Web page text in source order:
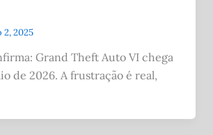
2, 2025
Grand Theft Auto VI chega
de 2026. A frustração é real,